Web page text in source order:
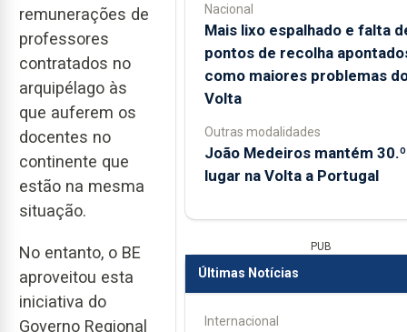
remunerações de
professores
contratados no
arquipélago às
que auferem os
docentes no
continente que
estão na mesma
situação.
No entanto, o BE
aproveitou esta
iniciativa do
Governo Regional
Nacional
Mais lixo espalhado e falta
pontos de recolha
como maiores problemas
Volta
Outras modalidades
João Medeiros mantém 30.º
lugar na Volta a Portugal
PUB
Últimas Notícias
Internacional